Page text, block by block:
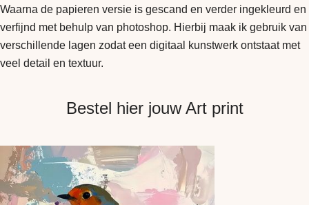
Waarna de papieren versie is gescand en verder ingekleurd en
verfijnd met behulp van photoshop. Hierbij maak ik gebruik van
verschillende lagen zodat een digitaal kunstwerk ontstaat met
veel detail en textuur.
Bestel hier jouw Art print